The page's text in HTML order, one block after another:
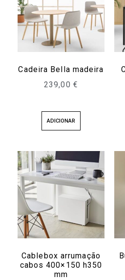
Cadeira Bella madeira
239,00 €
ADICIONAR
Cablebox arrumação
cabos 400×150 h350
mm